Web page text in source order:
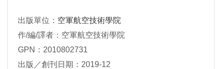
出版單位： 空軍航空技術學院
作/編/譯者：空軍航空技術學院
GPN：2010802731
出版／創刊日期：2019-12